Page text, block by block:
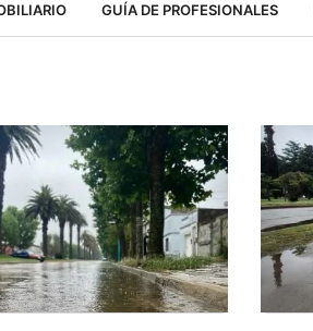
GUÍA DE PROFESIONALES